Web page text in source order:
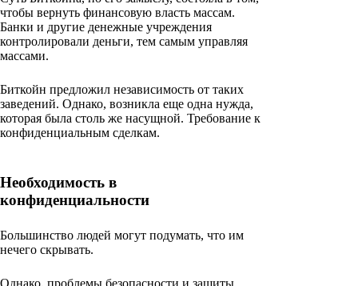
чтобы вернуть финансовую власть массам.
Банки и другие денежные учреждения
контролировали деньги, тем самым управляя
массами.
Биткойн предложил независимость от таких
заведений. Однако, возникла еще одна нужда,
которая была столь же насущной. Требование к
конфиденциальным сделкам.
Необходимость в
конфиденциальности
Большинство людей могут подумать, что им
нечего скрывать.
Однако, проблемы безопасности и защиты